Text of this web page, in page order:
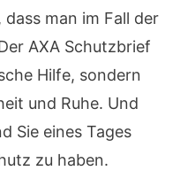
man im Fall der
AXA Schutzbrief
Hilfe, sondern
und Ruhe. Und
Sie eines Tages
zu haben.